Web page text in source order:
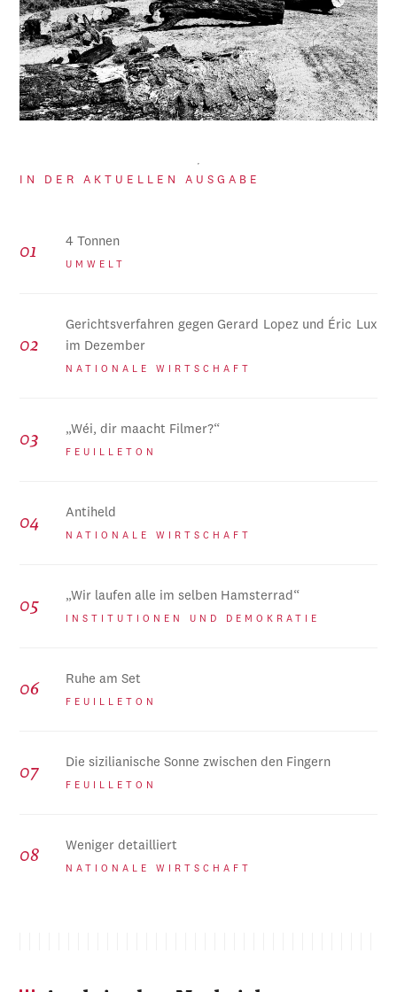
IN DER AKTUELLEN AUSGABE
4 Tonnen
UMWELT
Gerichtsverfahren gegen Gerard Lopez und Éric Lux
im Dezember
NATIONALE WIRTSCHAFT
„Wéi, dir maacht Filmer?“
FEUILLETON
Antiheld
NATIONALE WIRTSCHAFT
„Wir laufen alle im selben Hamsterrad“
INSTITUTIONEN UND DEMOKRATIE
Ruhe am Set
FEUILLETON
Die sizilianische Sonne zwischen den Fingern
FEUILLETON
Weniger detailliert
NATIONALE WIRTSCHAFT